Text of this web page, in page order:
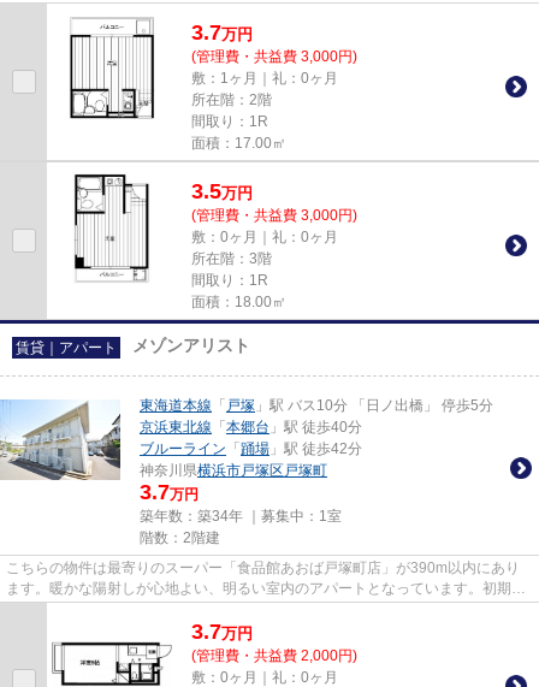
3.7万円
(管理費・共益費 3,000円)
敷：1ヶ月｜礼：0ヶ月
所在階：2階
間取り：1R
面積：17.00㎡
3.5万円
(管理費・共益費 3,000円)
敷：0ヶ月｜礼：0ヶ月
所在階：3階
間取り：1R
面積：18.00㎡
賃貸｜アパート メゾンアリスト
東海道本線 「 戸塚 」駅 バス10分 「日ノ出橋」 停歩5分
京浜東北線 「 本郷台 」駅 徒歩40分
ブルーライン 「 踊場 」駅 徒歩42分
神奈川県横浜市戸塚区 戸塚町
3.7万円
築年数：築34年 ｜募集中： 1室
階数：2階建
こちらの物件は最寄りのスーパー「食品館あおば戸塚町店」が390m以内にあり
ます。暖かな陽射しが心地よい、明るい室内のアパートとなっています。初期費
3.7万円
(管理費・共益費 2,000円)
敷：0ヶ月｜礼：0ヶ月